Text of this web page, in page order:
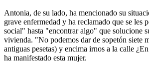
Antonia, de su lado, ha mencionado su
grave enfermedad y ha reclamado que se les
social" hasta "encontrar algo" que solucione
vivienda. "No podemos dar de sopetón siete
antiguas pesetas) y encima irnos a la calle
ha manifestado esta mujer.